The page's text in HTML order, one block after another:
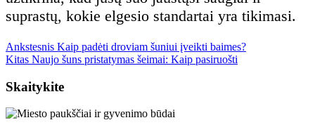
suprastų, kokie elgesio standartai yra tikimasi.
Navigacija
tarp
įrašų
Ankstesnis Previous
post:
Kaip padėti droviam šuniui įveikti baimes?
Kitas Next
Naujo šuns pristatymas šeimai: Kaip pasiruošti
Skaitykite